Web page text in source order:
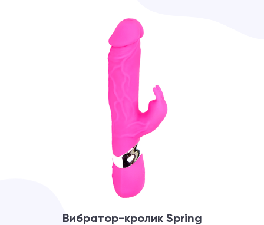
Вибратор-кролик Spring